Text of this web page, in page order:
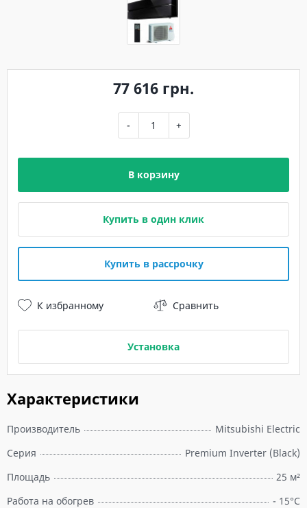
Характеристики
Производитель
Mitsubishi Electric
Серия
Premium Inverter (Black)
Площадь
25 м²
Работа на обогрев
- 15°С
77 616 грн.
- +
В корзину
Купить в один клик
Купить в рассрочку
К избранному Сравнить
Установка